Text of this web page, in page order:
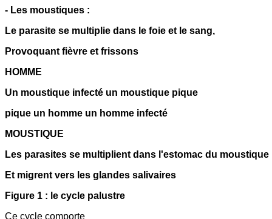
- Les moustiques :
Le parasite se multiplie dans le foie et le sang,
Provoquant fièvre et frissons
HOMME
Un moustique infecté un moustique pique
pique un homme un homme infecté
MOUSTIQUE
Les parasites se multiplient dans l'estomac du moustique
Et migrent vers les glandes salivaires
Figure 1 : le cycle palustre
Ce cycle comporte